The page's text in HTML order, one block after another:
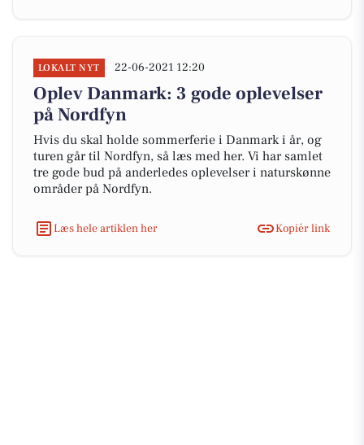
LOKALT NYT 22-06-2021 12:20
Oplev Danmark: 3 gode oplevelser
på Nordfyn
Hvis du skal holde sommerferie i Danmark i år, og
turen går til Nordfyn, så læs med her. Vi har samlet
tre gode bud på anderledes oplevelser i naturskønne
områder på Nordfyn.
Læs hele artiklen her Kopiér link